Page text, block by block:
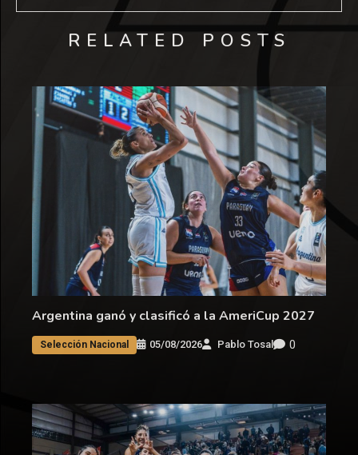
RELATED POSTS
Argentina ganó y clasificó a la AmeriCup 2027
Selección Nacional 05/08/2026 Pablo Tosal 0